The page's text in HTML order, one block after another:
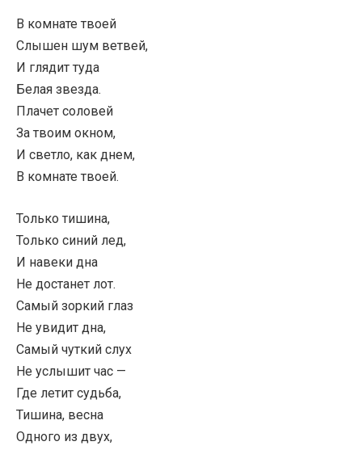
В комнате твоей
Слышен шум ветвей,
И глядит туда
Белая звезда.
Плачет соловей
За твоим окном,
И светло, как днем,
В комнате твоей.
Только тишина,
Только синий лед,
И навеки дна
Не достанет лот.
Самый зоркий глаз
Не увидит дна,
Самый чуткий слух
Не услышит час —
Где летит судьба,
Тишина, весна
Одного из двух,